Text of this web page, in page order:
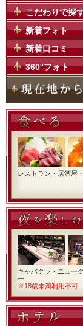
こだわりで探
新着フォト
新着口コミ
360°フォト
レストラン・居酒屋
キャバクラ・ニュー
ー
※18歳未満利用不可